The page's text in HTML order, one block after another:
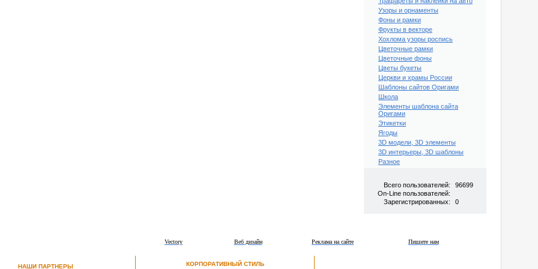
Узоры и орнаменты
Фоны и рамки
Фрукты в векторе
Хохлома узоры роспись
Цветочные рамки
Цветочные фоны
Цветы букеты
Церкви и храмы России
Шаблоны сайтов Оригами
Школа
Элементы шаблона сайта
Оригами
Этикетки
Ягоды
3D модели, 3D элементы
3D интерьеры, 3D шаблоны
Разное
Всего пользователей:
96699
On-Line пользователей:
Зарегистрированных:
0
Пишите нам
Реклама на сайте
Веб дизайн
Vectory
НАШИ ПАРТНЕРЫ КОРПОРАТИВНЫЙ СТИЛЬ